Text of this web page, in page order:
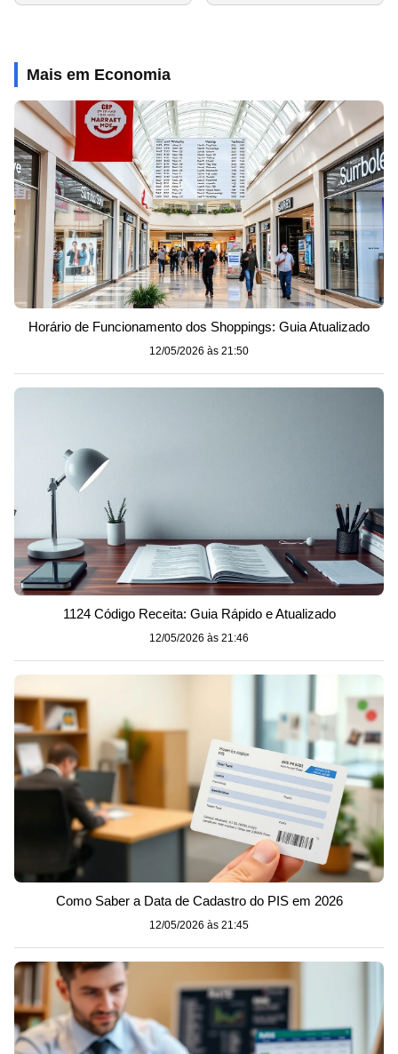
Mais em Economia
Horário de Funcionamento dos Shoppings: Guia Atualizado
12/05/2026 às 21:50
1124 Código Receita: Guia Rápido e Atualizado
12/05/2026 às 21:46
Como Saber a Data de Cadastro do PIS em 2026
12/05/2026 às 21:45